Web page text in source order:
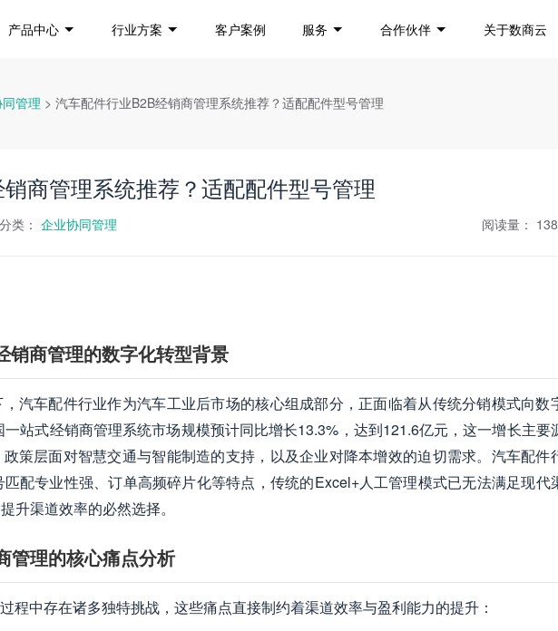
产品中心 行业方案 客户案例 服务 合作伙伴 关于数商云
管理 > 汽车配件行业B2B经销商管理系统推荐？适配配件型号管理
商管理系统推荐？适配配件型号管理
类： 企业协同管理 阅读量：
销商管理的数字化转型背景
汽车配件行业作为汽车工业后市场的核心组成部分，正面临着从传统分销模式向数
站式经销商管理系统市场规模预计同比增长13.3%，达到121.6亿元，这一增长主要
策层面对智慧交通与智能制造的支持，以及企业对降本增效的迫切需求。汽车配件
配专业性强、订单高频碎片化等特点，传统的Excel+人工管理模式已无法满足现代
升渠道效率的必然选择。
管理的核心痛点分析
程中存在诸多独特挑战，这些痛点直接制约着渠道效率与盈利能力的提升：